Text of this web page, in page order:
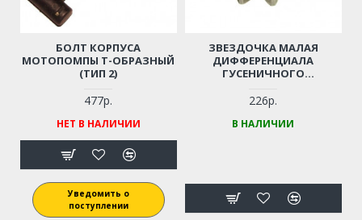
БОЛТ КОРПУСА
МОТОПОМПЫ Т-ОБРАЗНЫЙ
(ТИП 2)
477р.
НЕТ В НАЛИЧИИ
Уведомить о
поступлении
ЗВЕЗДОЧКА МАЛАЯ
ДИФФЕРЕНЦИАЛА
ГУСЕНИЧНОГО
ЗУБЬЕВ)
226р.
В НАЛИЧИИ